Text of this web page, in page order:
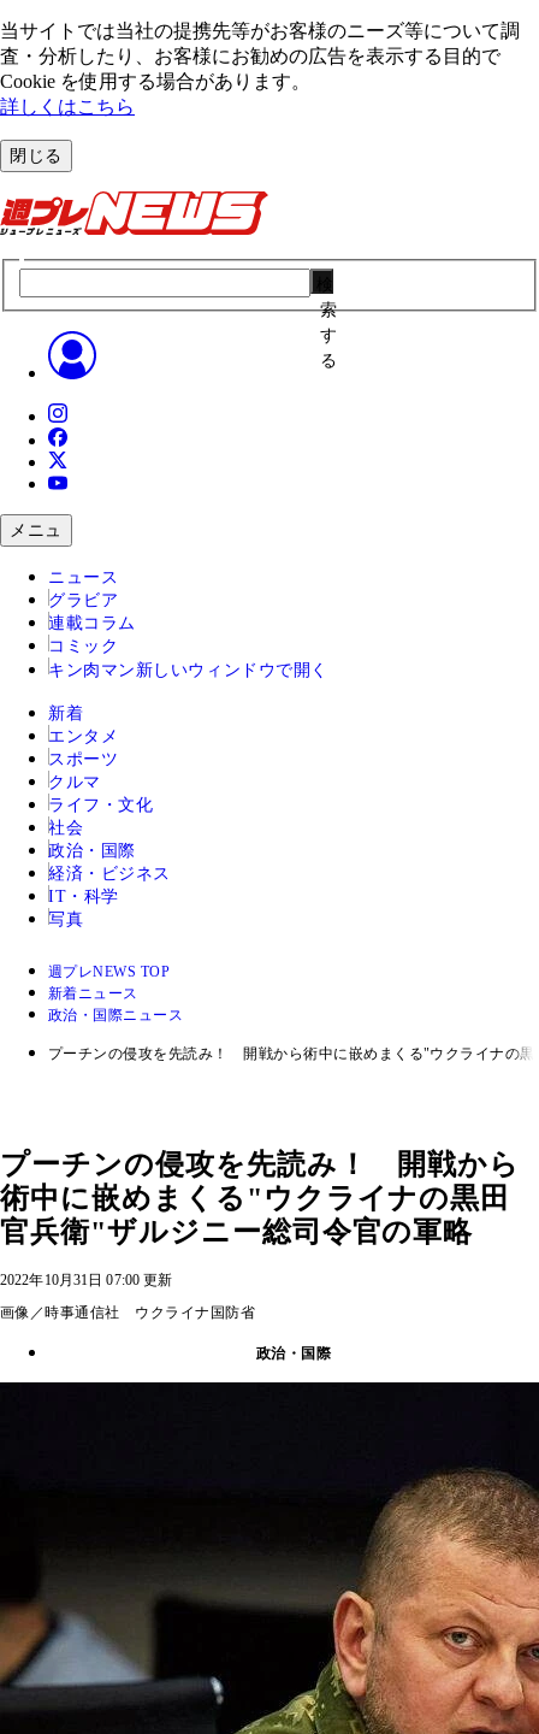
当サイトでは当社の提携先等がお客様のニーズ等について調
査・分析したり、お客様にお勧めの広告を表⽰する⽬的で
Cookie を使⽤する場合があります。
詳しくはこちら
閉じる
索
す
る
メニュ
ニュース
グラビア
連載コラム
コミック
キン肉マン 新しいウィンドウで開く
新着
エンタメ
スポーツ
クルマ
ライフ・文化
社会
政治・国際
経済・ビジネス
IT・科学
写真
週プレNEWS TOP
新着ニュース
政治・国際ニュース
プーチンの侵攻を先読み！ 開戦から術中に嵌めまくる"ウクライナの
プーチンの侵攻を先読み！ 開戦から
術中に嵌めまくる"ウクライナの黒田
官兵衛"ザルジニー総司令官の軍略
2022年10月31日 07:00 更新
画像／時事通信社 ウクライナ国防省
政治・国際